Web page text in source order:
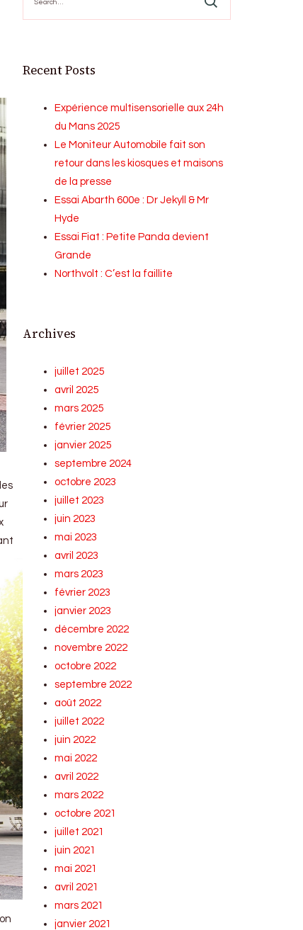
Recent Posts
Expérience multisensorielle aux 24h
du Mans 2025
Le Moniteur Automobile fait son
retour dans les kiosques et maisons
de la presse
Essai Abarth 600e : Dr Jekyll & Mr
Hyde
Essai Fiat : Petite Panda devient
Grande
Northvolt : C’est la faillite
Archives
juillet 2025
avril 2025
mars 2025
février 2025
janvier 2025
septembre 2024
octobre 2023
juillet 2023
juin 2023
mai 2023
avril 2023
mars 2023
février 2023
janvier 2023
décembre 2022
novembre 2022
octobre 2022
septembre 2022
août 2022
juillet 2022
juin 2022
mai 2022
avril 2022
mars 2022
octobre 2021
juillet 2021
juin 2021
mai 2021
avril 2021
mars 2021
janvier 2021